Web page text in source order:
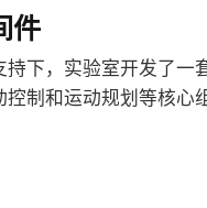
件
下，实验室开发了一
制和运动规划等核心